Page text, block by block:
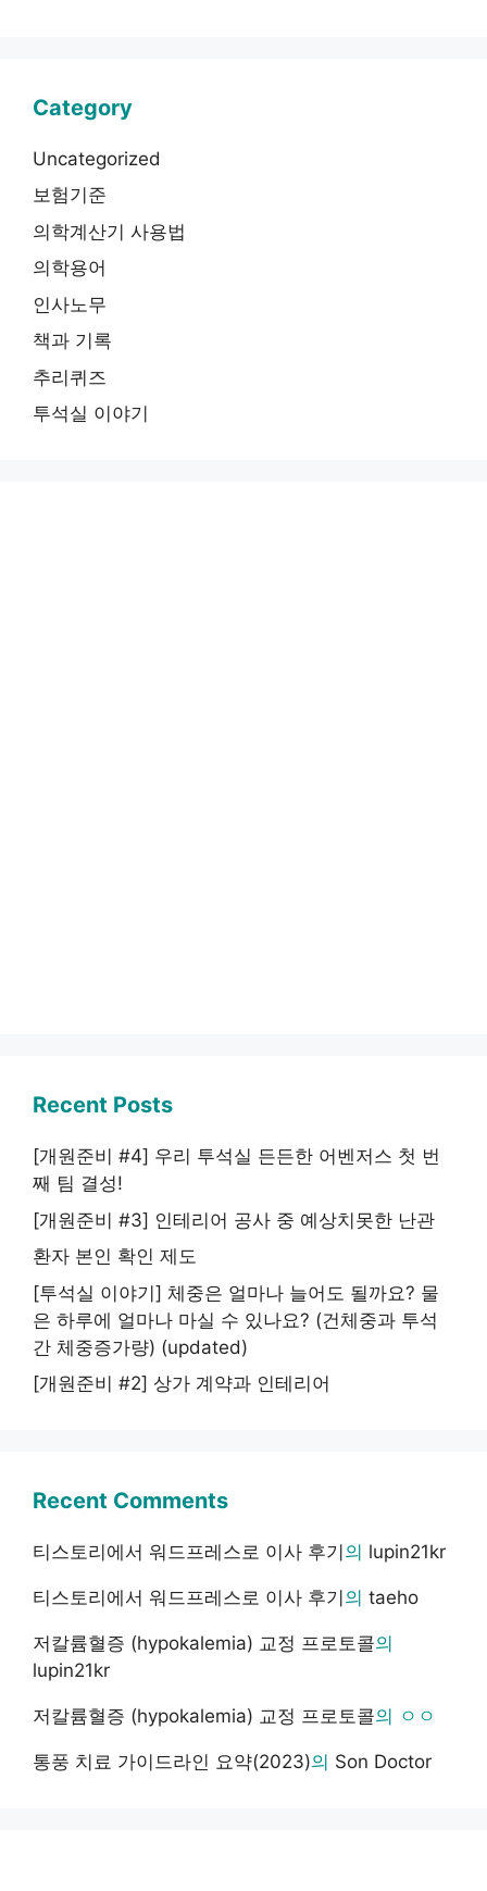
Category
Uncategorized
보험기준
의학계산기 사용법
의학용어
인사노무
책과 기록
추리퀴즈
투석실 이야기
Recent Posts
[개원준비 #4] 우리 투석실 든든한 어벤저스 첫 번
째 팀 결성!
[개원준비 #3] 인테리어 공사 중 예상치못한 난관
환자 본인 확인 제도
[투석실 이야기] 체중은 얼마나 늘어도 될까요? 물
은 하루에 얼마나 마실 수 있나요? (건체중과 투석
간 체중증가량) (updated)
[개원준비 #2] 상가 계약과 인테리어
Recent Comments
티스토리에서 워드프레스로 이사 후기 의 lupin21kr
티스토리에서 워드프레스로 이사 후기 의 taeho
저칼륨혈증 (hypokalemia) 교정 프로토콜의
lupin21kr
저칼륨혈증 (hypokalemia) 교정 프로토콜의 ㅇㅇ
통풍 치료 가이드라인 요약(2023)의 Son Doctor